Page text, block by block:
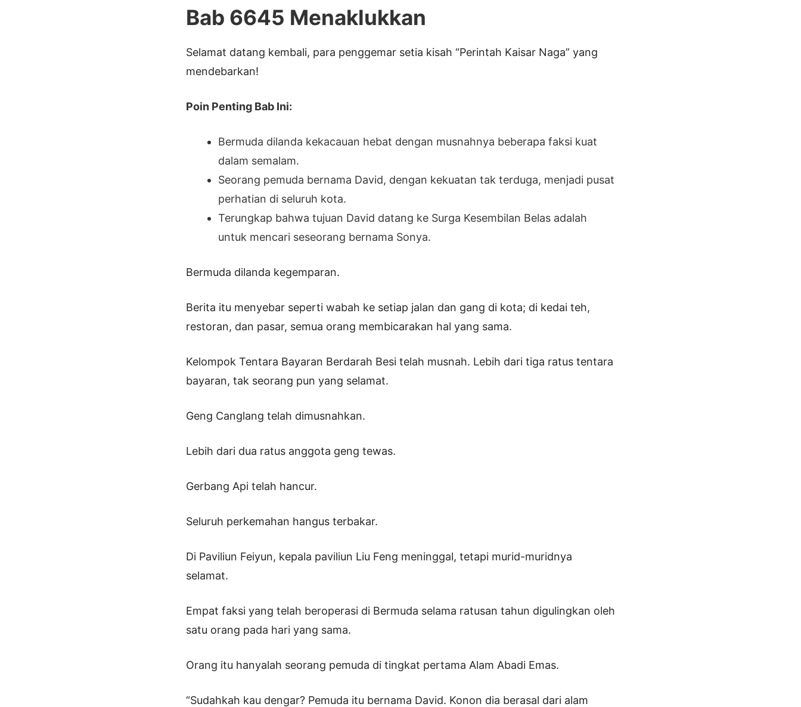
Bab 6645 Menaklukkan
Selamat datang kembali, para penggemar setia kisah “Perintah Kaisar Naga” yang
mendebarkan!
Poin Penting Bab Ini:
Bermuda dilanda kekacauan hebat dengan musnahnya beberapa faksi kuat
dalam semalam.
Seorang pemuda bernama David, dengan kekuatan tak terduga, menjadi pusat
perhatian di seluruh kota.
Terungkap bahwa tujuan David datang ke Surga Kesembilan Belas adalah
untuk mencari seseorang bernama Sonya.
Bermuda dilanda kegemparan.
Berita itu menyebar seperti wabah ke setiap jalan dan gang di kota; di kedai teh,
restoran, dan pasar, semua orang membicarakan hal yang sama.
Kelompok Tentara Bayaran Berdarah Besi telah musnah. Lebih dari tiga ratus tentara
bayaran, tak seorang pun yang selamat.
Geng Canglang telah dimusnahkan.
Lebih dari dua ratus anggota geng tewas.
Gerbang Api telah hancur.
Seluruh perkemahan hangus terbakar.
Di Paviliun Feiyun, kepala paviliun Liu Feng meninggal, tetapi murid-muridnya
selamat.
Empat faksi yang telah beroperasi di Bermuda selama ratusan tahun digulingkan oleh
satu orang pada hari yang sama.
Orang itu hanyalah seorang pemuda di tingkat pertama Alam Abadi Emas.
“Sudahkah kau dengar? Pemuda itu bernama David. Konon dia berasal dari alam